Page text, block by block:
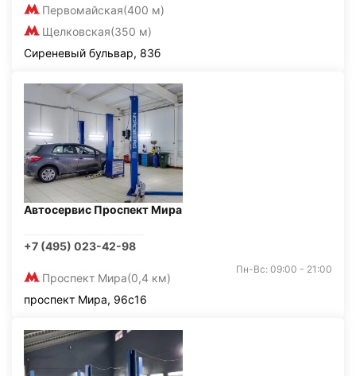
Первомайская(400 м)
Щелковская(350 м)
Сиреневый бульвар, 83б
Автосервис Проспект Мира
+7 (495) 023-42-98
Проспект Мира(0,4 км)
Пн-Вс: 09:00 - 21:00
проспект Мира, 96с16